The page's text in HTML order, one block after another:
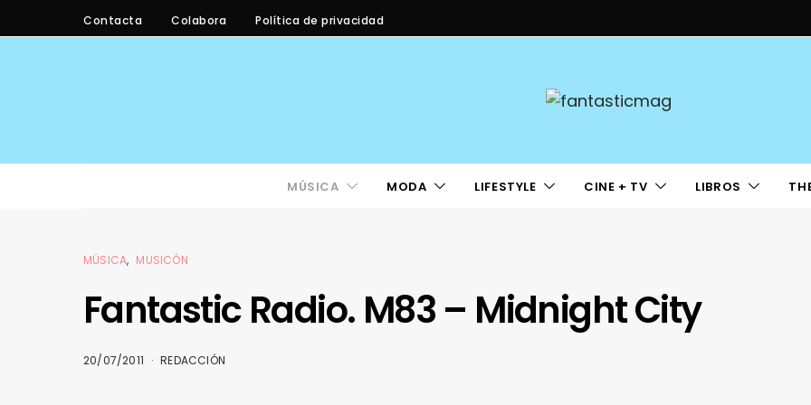
Contacta Colabora Política de privacidad
MÚSICA MODA LIFESTYLE CINE + TV LIBROS
MÚSICA MUSICÓN
Fantastic Radio. M83 – Midnight City
20/07/2011 REDACCIÓN